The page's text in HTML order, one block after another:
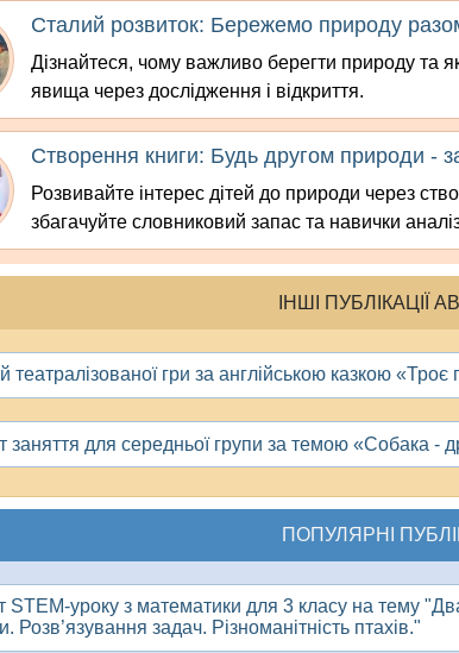
Сталий розвиток: Бережемо природу
Дізнайтеся, чому важливо берегти природу та
явища через дослідження і відкриття.
Створення книги: Будь другом природи -
Розвивайте інтерес дітей до природи через
збагачуйте словниковий запас та навички
ІНШІ ПУБЛІКАЦІЇ
театралізованої гри за англійською казкою «Троє
заняття для середньої групи за темою «Собака -
ПОПУЛЯРНІ
STEM-уроку з математики для 3 класу на тему
Розв’язування задач. Різноманітність птахів."